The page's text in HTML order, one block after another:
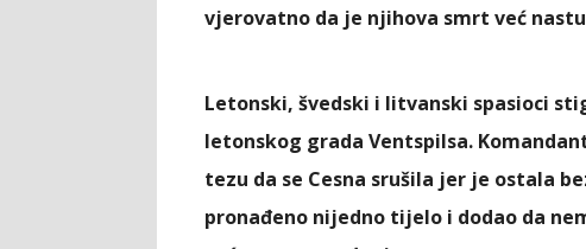
vjerovatno da je njihova smrt već
Letonski, švedski i litvanski spasioci
letonskog grada Ventspilsa.
tezu da se Cesna srušila jer je ostala
pronađeno nijedno tijelo i dodao da